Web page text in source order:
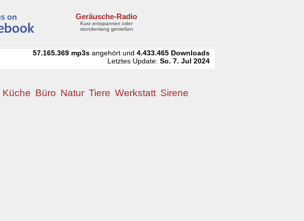
Geräusche-Radio
Kurz entspannen oder
stundenlang genießen
57.165.369 mp3s angehört und4.433.465 Downloads
Letztes Update:So. 7. Jul 2024
Küche Büro Natur Tiere Werkstatt Sirene